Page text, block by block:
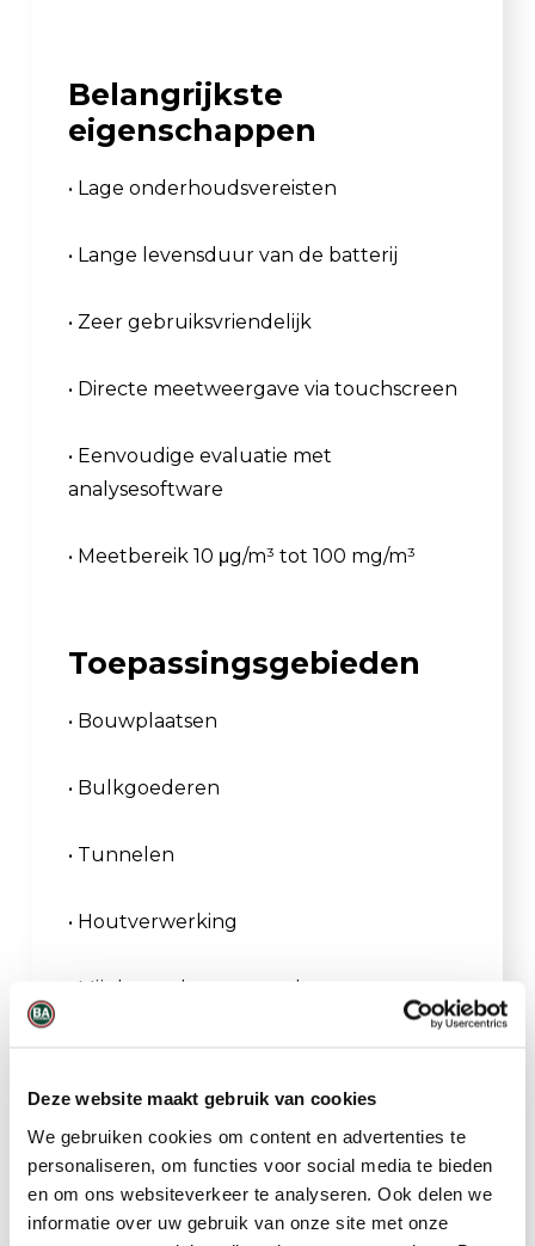
Deze website maakt gebruik van cookies
We gebruiken cookies om content en advertenties te
personaliseren, om functies voor social media te bieden
en om ons websiteverkeer te analyseren. Ook delen we
informatie over uw gebruik van onze site met onze
Belangrijkste
eigenschappen
• Lage onderhoudsvereisten
• Lange levensduur van de batterij
• Zeer gebruiksvriendelijk
• Directe meetweergave via touchscreen
• Eenvoudige evaluatie met
analysesoftware
• Meetbereik 10 μg/m³ tot 100 mg/m³
Toepassingsgebieden
• Bouwplaatsen
• Bulkgoederen
• Tunnelen
• Houtverwerking
• Mijnbouw, bovengrondse en
• Filterbewaking
• Oliemist
• Lasrook